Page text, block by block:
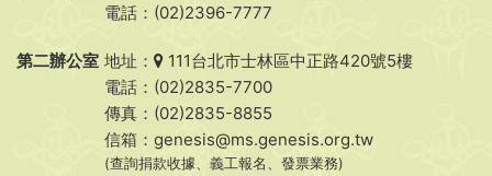
電話：(02)2396-7777
第二辦公室 地址：
111台北市士林區中正路420號5樓
電話：(02)2835-7700
傳真：(02)2835-8855
信箱： genesis@ms.genesis.org.tw
(查詢捐款收據、義工報名、發票業務)